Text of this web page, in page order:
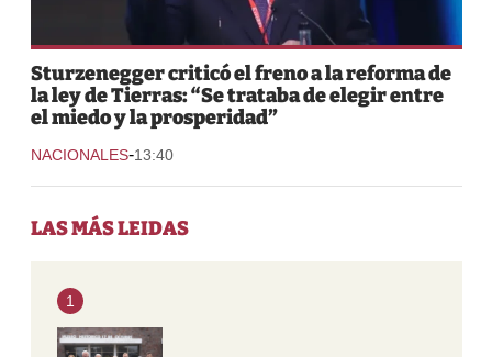
Sturzenegger criticó el freno a la reforma de
la ley de Tierras: “Se trataba de elegir entre
el miedo y la prosperidad”
NACIONALES-13:40
LAS MÁS LEIDAS
1